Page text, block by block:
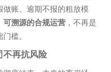
账、逾期不报的粗放模
可溯源的合规运营，不再是
槛。
不再抗风险